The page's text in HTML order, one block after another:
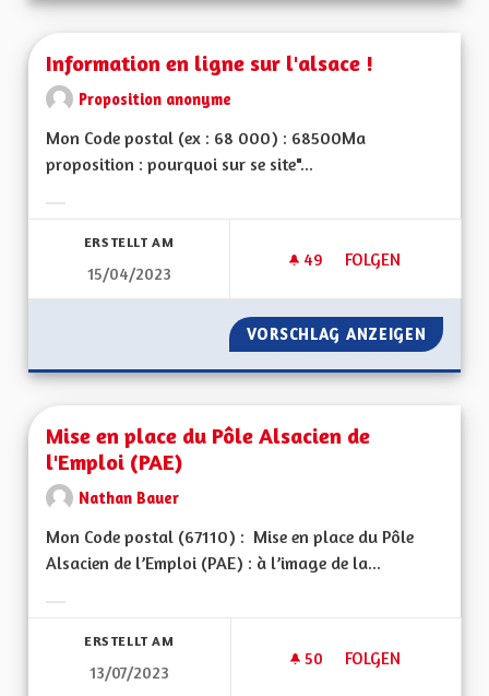
Information en ligne sur l'alsace !
Proposition anonyme
Mon Code postal (ex : 68 000) : 68500Ma
proposition : pourquoi sur se site"...
ERSTELLT AM
15/04/2023
49 49 FOLLOWER
FOLGEN
INFORMATION EN
VORSCHLAG ANZEIGEN
Mise en place du Pôle Alsacien de
l'Emploi (PAE)
Nathan Bauer
Mon Code postal (67110) : Mise en place du Pôle
Alsacien de l’Emploi (PAE) : à l’image de la...
ERSTELLT AM
13/07/2023
50 50 FOLLOWER
FOLGEN
MISE EN PLACE